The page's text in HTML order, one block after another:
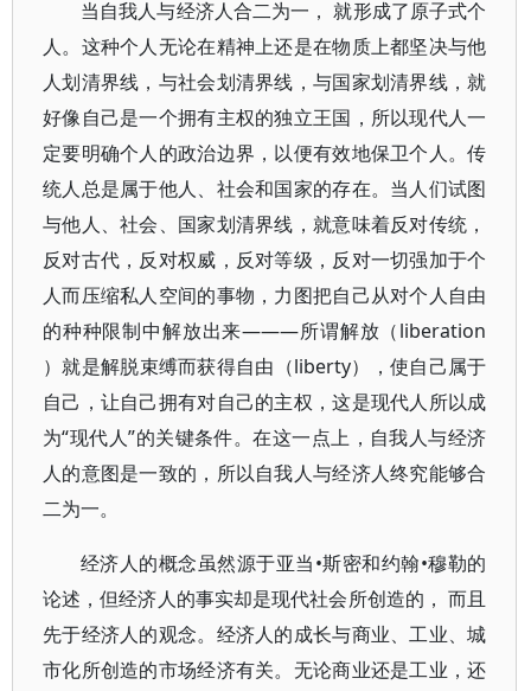
当自我人与经济人合二为一， 就形成了原子式个
人。这种个人无论在精神上还是在物质上都坚决与他
人划清界线，与社会划清界线，与国家划清界线，就
好像自己是一个拥有主权的独立王国，所以现代人一
定要明确个人的政治边界，以便有效地保卫个人。传
统人总是属于他人、社会和国家的存在。当人们试图
与他人、社会、国家划清界线，就意味着反对传统，
反对古代，反对权威，反对等级，反对一切强加于个
人而压缩私人空间的事物，力图把自己从对个人自由
的种种限制中解放出来———所谓解放（liberation
）就是解脱束缚而获得自由（liberty），使自己属于
自己，让自己拥有对自己的主权，这是现代人所以成
为“现代人”的关键条件。在这一点上，自我人与经济
人的意图是一致的，所以自我人与经济人终究能够合
二为一。
经济人的概念虽然源于亚当•斯密和约翰•穆勒的
论述，但经济人的事实却是现代社会所创造的， 而且
先于经济人的观念。经济人的成长与商业、工业、城
市化所创造的市场经济有关。无论商业还是工业，还